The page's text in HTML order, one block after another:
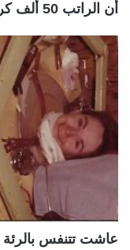
أن الراتب 50 ألف كرون شهرياً